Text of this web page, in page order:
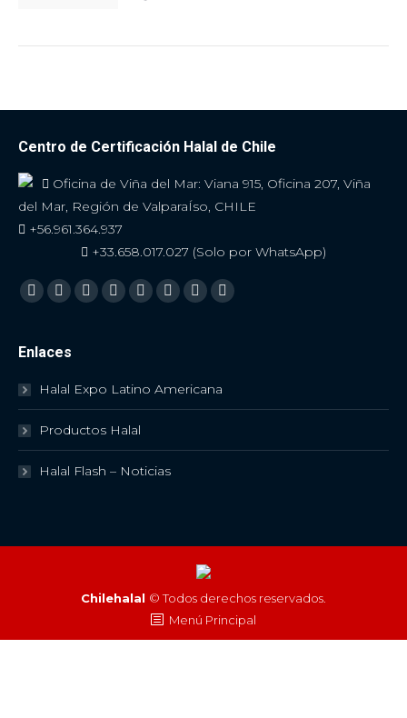
Centro de Certificación Halal de Chile
Oficina de Viña del Mar: Viana 915, Oficina 207, Viña
del Mar, Región de ValparaÍso, CHILE
+56.961.364.937
+33.658.017.027 (Solo por WhatsApp)
Encuéntranos en:
Facebook
TwitterYouTube
Linkedin
SkypeInstagram
MailViber
Enlaces
Halal Expo Latino Americana
Productos Halal
Halal Flash – Noticias
Chilehalal © Todos derechos reservados.
Menú Principal